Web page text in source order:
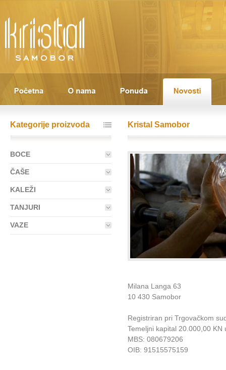
Kategorije proizvoda
BOCE
ČAŠE
KALEŽI
TANJURI
VAZE
Kristal Samobor
Milana Langa 63
10 430 Samobor
Registriran pri Trgovačkom
Temeljni kapital 20.000,00 KN
MBS: 080679206
OIB: 91515575159